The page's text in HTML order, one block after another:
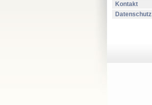
Kontakt
Datenschutz